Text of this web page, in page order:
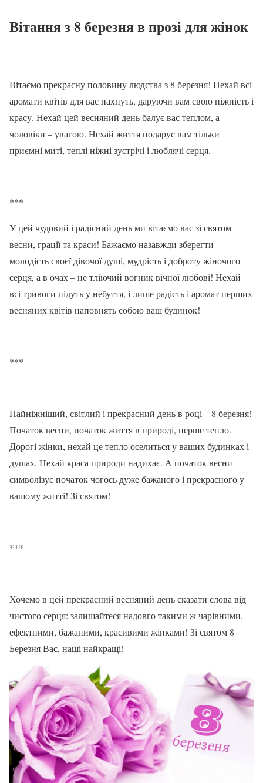
Вітання з 8 березня в прозі для жінок
Вітаємо прекрасну половину людства з 8 березня! Нехай всі
аромати квітів для вас пахнуть, даруючи вам свою ніжність і
красу. Нехай цей весняний день балує вас теплом, а
чоловіки – увагою. Нехай життя подарує вам тільки
приємні миті, теплі ніжні зустрічі і люблячі серця.
***
У цей чудовий і радісний день ми вітаємо вас зі святом
весни, грації та краси! Бажаємо назавжди зберегти
молодість своєї дівочої душі, мудрість і доброту жіночого
серця, а в очах – не тліючий вогник вічної любові! Нехай
всі тривоги підуть у небуття, і лише радість і аромат перших
весняних квітів наповнять собою ваш будинок!
***
Найніжніший, світлий і прекрасний день в році – 8 березня!
Початок весни, початок життя в природі, перше тепло.
Дорогі жінки, нехай це тепло оселиться у ваших будинках і
душах. Нехай краса природи надихає. А початок весни
символізує початок чогось дуже бажаного і прекрасного у
вашому житті! Зі святом!
***
Хочемо в цей прекрасний весняний день сказати слова від
чистого серця: залишайтеся надовго такими ж чарівними,
ефектними, бажаними, красивими жінками! Зі святом 8
Березня Вас, наші найкращі!